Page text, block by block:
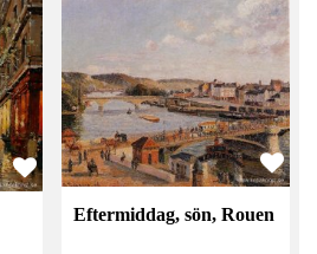
Eftermiddag, sön, Rouen